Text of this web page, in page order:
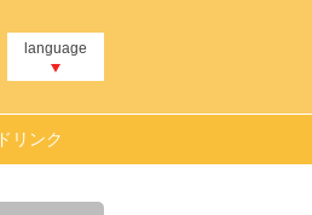
language
ドリンク